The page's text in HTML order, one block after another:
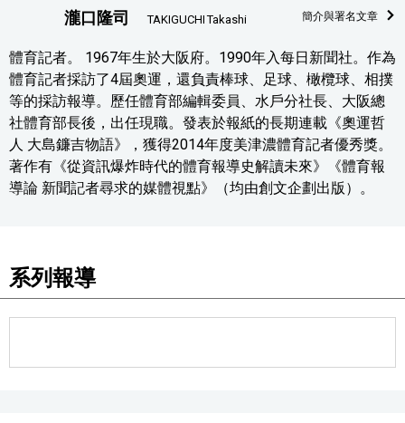
瀧口隆司 TAKIGUCHI Takashi 簡介與署名文章
體育記者。 1967年生於大阪府。1990年入每日新聞社。作為
體育記者採訪了4屆奧運，還負責棒球、足球、橄欖球、相撲
等的採訪報導。歷任體育部編輯委員、水戶分社長、大阪總
社體育部長後，出任現職。發表於報紙的長期連載《奧運哲
人 大島鐮吉物語》，獲得2014年度美津濃體育記者優秀獎。
著作有《從資訊爆炸時代的體育報導史解讀未來》《體育報
導論 新聞記者尋求的媒體視點》（均由創文企劃出版）。
系列報導